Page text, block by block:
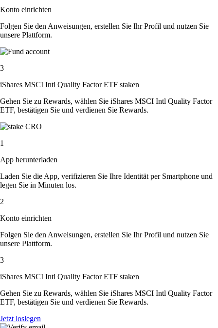
Konto einrichten
Folgen Sie den Anweisungen, erstellen Sie Ihr Profil und nutzen Sie
unsere Plattform.
3
iShares MSCI Intl Quality Factor ETF staken
Gehen Sie zu Rewards, wählen Sie iShares MSCI Intl Quality Factor
ETF, bestätigen Sie und verdienen Sie Rewards.
1
App herunterladen
Laden Sie die App, verifizieren Sie Ihre Identität per Smartphone und
legen Sie in Minuten los.
2
Konto einrichten
Folgen Sie den Anweisungen, erstellen Sie Ihr Profil und nutzen Sie
unsere Plattform.
3
iShares MSCI Intl Quality Factor ETF staken
Gehen Sie zu Rewards, wählen Sie iShares MSCI Intl Quality Factor
ETF, bestätigen Sie und verdienen Sie Rewards.
Jetzt loslegen